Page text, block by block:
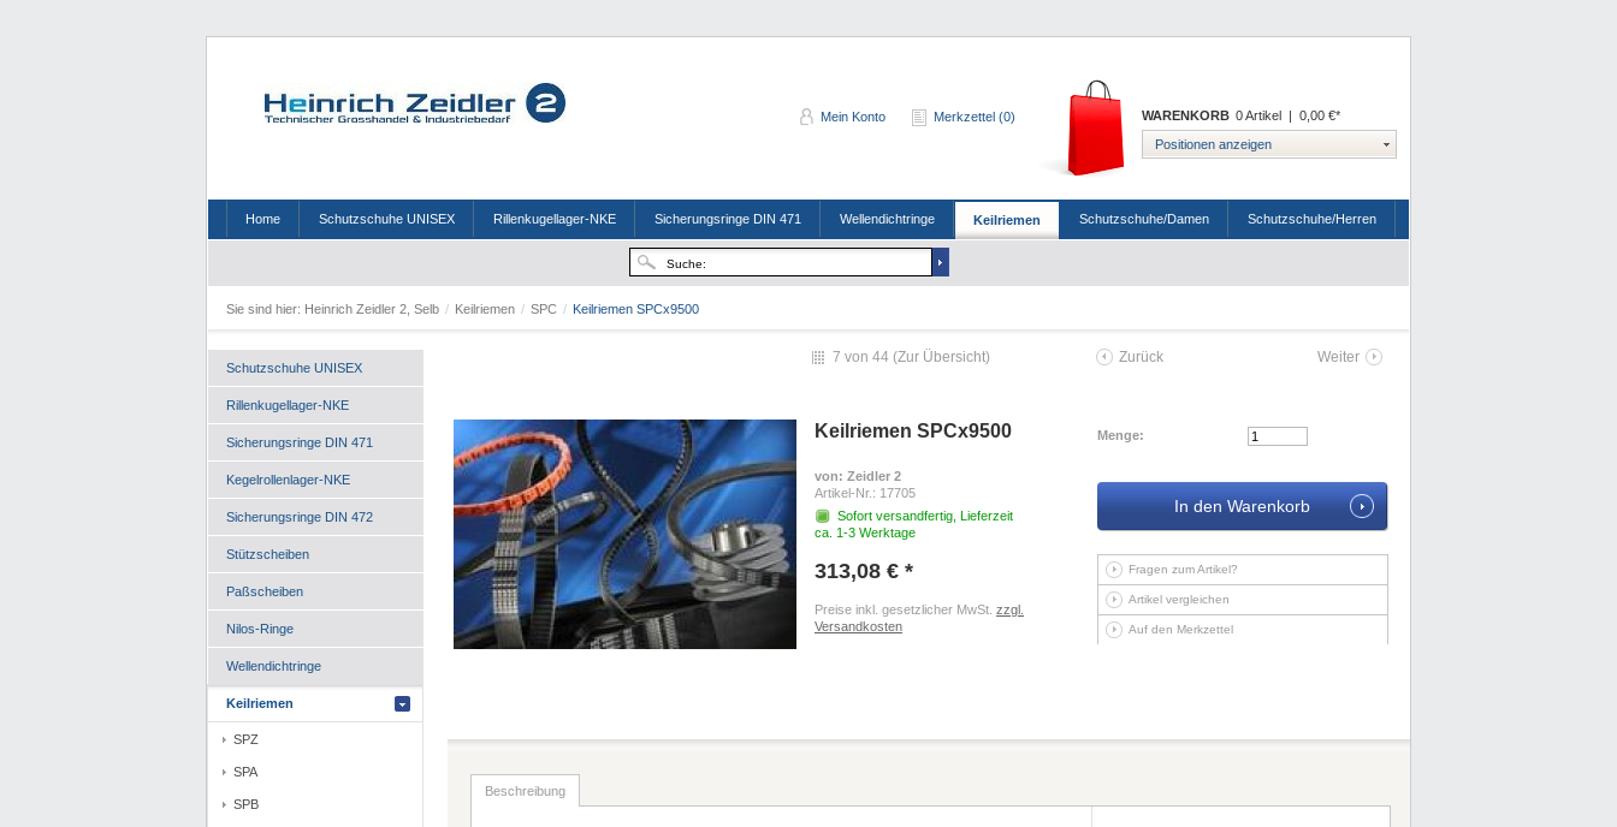
Mein Konto Merkzettel (0) WARENKORB 0 Artikel | 0,00 €*
Positionen anzeigen
Home Schutzschuhe UNISEX Rillenkugellager-NKE Sicherungsringe DIN 471 Wellendichtringe Keilriemen Schutzschuhe/Damen Schutzschuhe/Herren
Sie sind hier: Heinrich Zeidler 2, Selb / Keilriemen / SPC / Keilriemen SPCx9500
Schutzschuhe UNISEX
Rillenkugellager-NKE
Sicherungsringe DIN 471
Kegelrollenlager-NKE
Sicherungsringe DIN 472
Stützscheiben
Paßscheiben
Nilos-Ringe
Wellendichtringe
Keilriemen
SPZ
SPA
SPB
7 von 44 (Zur Übersicht) Zurück Weiter
Keilriemen SPCx9500
von: Zeidler 2
Artikel-Nr.: 17705
Sofort versandfertig, Lieferzeit
ca. 1-3 Werktage
313,08 € *
Preise inkl. gesetzlicher MwSt. zzgl.
Versandkosten
Menge:
Fragen zum Artikel?
Artikel vergleichen
Auf den Merkzettel
Beschreibung